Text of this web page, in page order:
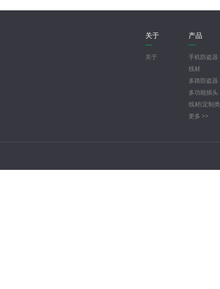
关于
关于
产品
手机防盗器
线材
多路防盗器
多功能插头
线材(定制
更多 >>